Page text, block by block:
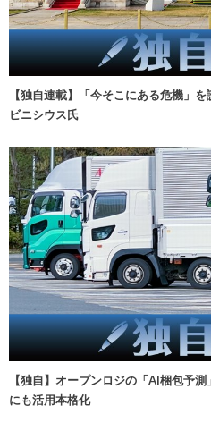
【独自連載】「今そこにある危機」
ビニシウス氏
【独自】オープンロジの「AI梱包予
にも活用本格化